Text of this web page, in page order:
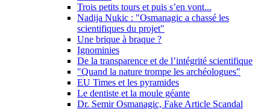
Trois petits tours et puis s’en vont...
Nadija Nukic : "Osmanagic a chassé les
scientifiques du projet"
Une brique à braque ?
Ignominies
De la transparence et de l’intégrité scientifique
"Quand la nature trompe les archéologues"
EU Times et les pyramides
Le dentiste et la moule géante
Dr. Semir Osmanagic, Fake Article Scandal